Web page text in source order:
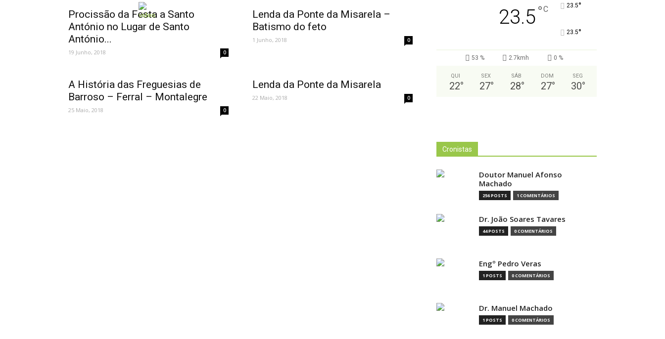
Procissão da Festa a Santo
António no Lugar de Santo
António...
19 Junho, 2018 0
Lenda da Ponte da Misarela –
Batismo do feto
1 Junho, 2018 0
A História das Freguesias de
Barroso – Ferral – Montalegre
25 Maio, 2018 0
Lenda da Ponte da Misarela
22 Maio, 2018 0
23.5°C 23.5°
23.5°
53 % 2.7kmh 0 %
QUI
22°
SEX
27°
SÁB
28°
DOM
27°
SEG
30°
Cronistas
Doutor Manuel Afonso
Machado
256 POSTS 1 COMENTÁRIOS
Dr. João Soares Tavares
44 POSTS 0 COMENTÁRIOS
Engº Pedro Veras
1 POSTS 0 COMENTÁRIOS
Dr. Manuel Machado
1 POSTS 0 COMENTÁRIOS